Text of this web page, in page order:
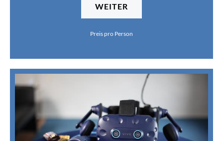
WEITER
Preis pro Person